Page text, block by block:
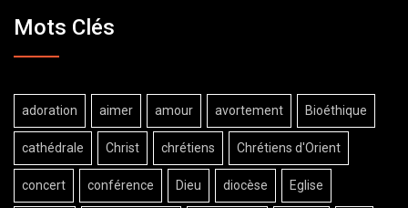
Mots Clés
adoration aimer amour avortement Bioéthique
cathédrale Christ chrétiens Chrétiens d'Orient
concert conférence Dieu diocèse Eglise